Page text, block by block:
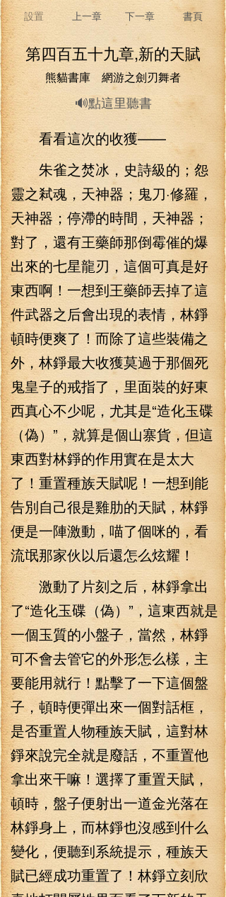
設置 上一章 下一章 書頁
第四百五十九章,新的天賦
熊貓書庫 網游之劍刃舞者
🔊點這里聽書
看看這次的收獲——
朱雀之焚冰，史詩級的；怨
靈之弒魂，天神器；鬼刀·修羅，
天神器；停滯的時間，天神器；
對了，還有王藥師那倒霉催的爆
出來的七星龍刃，這個可真是好
東西啊！一想到王藥師丟掉了這
件武器之后會出現的表情，林錚
頓時便爽了！而除了這些裝備之
外，林錚最大收獲莫過于那個死
鬼皇子的戒指了，里面裝的好東
西真心不少呢，尤其是“造化玉碟
（偽）”，就算是個山寨貨，但這
東西對林錚的作用實在是太大
了！重置種族天賦呢！一想到能
告別自己很是雞肋的天賦，林錚
便是一陣激動，喵了個咪的，看
流氓那家伙以后還怎么炫耀！
激動了片刻之后，林錚拿出
了“造化玉碟（偽）”，這東西就是
一個玉質的小盤子，當然，林錚
可不會去管它的外形怎么樣，主
要能用就行！點擊了一下這個盤
子，頓時便彈出來一個對話框，
是否重置人物種族天賦，這對林
錚來說完全就是廢話，不重置他
拿出來干嘛！選擇了重置天賦，
頓時，盤子便射出一道金光落在
林錚身上，而林錚也沒感到什么
變化，便聽到系統提示，種族天
賦已經成功重置了！林錚立刻欣